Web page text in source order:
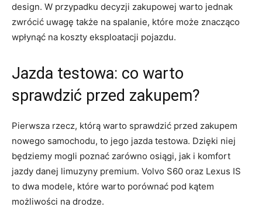
design. ‍W przypadku decyzji zakupowej warto jednak‌
zwrócić uwagę także na spalanie, które może znacząco
wpłynąć⁣ na koszty eksploatacji pojazdu.
Jazda testowa: ‌co warto‌
sprawdzić przed zakupem?
Pierwsza rzecz, którą warto ​sprawdzić przed zakupem
nowego samochodu, to‍ jego jazda testowa. Dzięki niej
będziemy ‌mogli poznać ⁢zarówno osiągi,⁣ jak i komfort
jazdy⁢ danej limuzyny premium.‌ Volvo S60⁢ oraz Lexus IS
to dwa​ modele, które ⁤warto porównać pod ‍kątem
możliwości na⁤ drodze.